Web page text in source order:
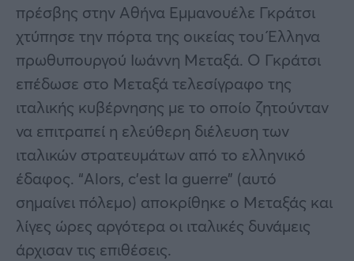
πρέσβης στην Αθήνα Εμμανουέλε Γκράτσι
χτύπησε την πόρτα της οικείας του Έλληνα
πρωθυπουργού Ιωάννη Μεταξά. Ο Γκράτσι
επέδωσε στο Μεταξά τελεσίγραφο της
ιταλικής κυβέρνησης με το οποίο ζητούνταν
να επιτραπεί η ελεύθερη διέλευση των
ιταλικών στρατευμάτων από το ελληνικό
έδαφος. “Alors, c’est la guerre” (αυτό
σημαίνει πόλεμο) αποκρίθηκε ο Μεταξάς και
λίγες ώρες αργότερα οι ιταλικές δυνάμεις
άρχισαν τις επιθέσεις.